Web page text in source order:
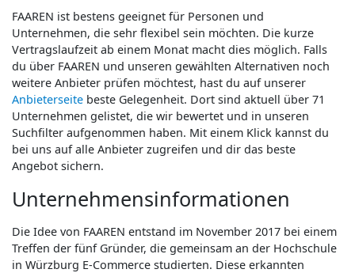
FAAREN ist bestens geeignet für Personen und
Unternehmen, die sehr flexibel sein möchten. Die kurze
Vertragslaufzeit ab einem Monat macht dies möglich. Falls
du über FAAREN und unseren gewählten Alternativen noch
weitere Anbieter prüfen möchtest, hast du auf unserer
Anbieterseite beste Gelegenheit. Dort sind aktuell über 71
Unternehmen gelistet, die wir bewertet und in unseren
Suchfilter aufgenommen haben. Mit einem Klick kannst du
bei uns auf alle Anbieter zugreifen und dir das beste
Angebot sichern.
Unternehmensinformationen
Die Idee von FAAREN entstand im November 2017 bei einem
Treffen der fünf Gründer, die gemeinsam an der Hochschule
in Würzburg E-Commerce studierten. Diese erkannten